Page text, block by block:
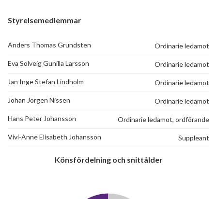
Styrelsemedlemmar
Anders Thomas Grundsten Ordinarie ledamot
Eva Solveig Gunilla Larsson Ordinarie ledamot
Jan Inge Stefan Lindholm Ordinarie ledamot
Johan Jörgen Nissen Ordinarie ledamot
Hans Peter Johansson Ordinarie ledamot, ordförande
Vivi-Anne Elisabeth Johansson Suppleant
Könsfördelning och snittålder